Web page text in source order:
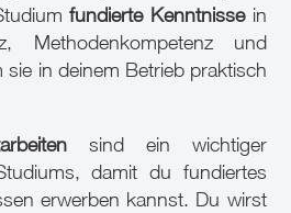
fundierte Kenntnissein
Methodenkompetenz und
sie in deinem Betrieb praktisch
sind ein wichtiger
damit du fundiertes
erwerben kannst. Du wirst